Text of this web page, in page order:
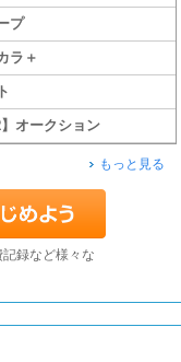
プ
ラ＋
】オークション
もっと見る
録など様々な